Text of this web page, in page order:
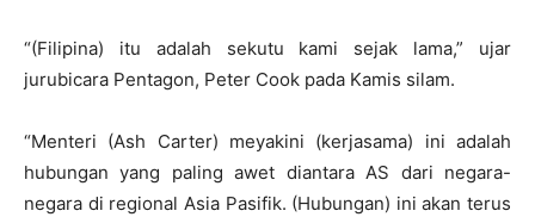
“(Filipina) itu adalah sekutu kami sejak lama,” ujar
jurubicara Pentagon, Peter Cook pada Kamis silam.
“Menteri (Ash Carter) meyakini (kerjasama) ini adalah
hubungan yang paling awet diantara AS dari negara-
negara di regional Asia Pasifik. (Hubungan) ini akan terus